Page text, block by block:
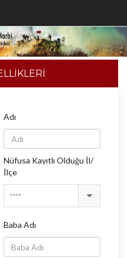
Adı
Nüfusa Kayıtlı Olduğu İl/
İlçe
****
Baba Adı